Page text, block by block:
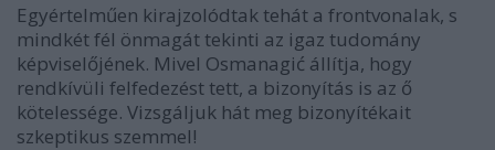
Egyértelműen kirajzolódtak tehát a frontvonalak, s
mindkét fél önmagát tekinti az igaz tudomány
képviselőjének. Mivel Osmanagić állítja, hogy
rendkívüli felfedezést tett, a bizonyítás is az ő
kötelessége. Vizsgáljuk hát meg bizonyítékait
szkeptikus szemmel!